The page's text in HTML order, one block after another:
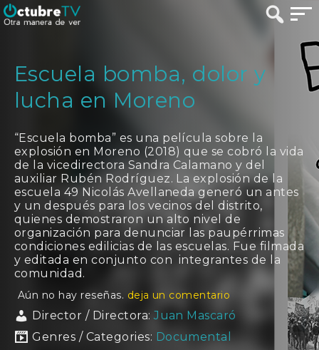
Escuela bomba, dolor y
lucha en Moreno
“Escuela bomba” es una película sobre la
explosión en Moreno (2018) que se cobró la vida
de la vicedirectora Sandra Calamano y del
auxiliar Rubén Rodríguez. La explosión de la
escuela 49 Nicolás Avellaneda generó un antes
y un después para los vecinos del distrito,
quienes demostraron un alto nivel de
organización para denunciar las paupérrimas
condiciones edilicias de las escuelas. Fue filmada
y editada en conjunto con integrantes de la
comunidad.
Aún no hay reseñas. deja un comentario
Director / Directora:Juan Mascaró
Genres / Categories: Documental